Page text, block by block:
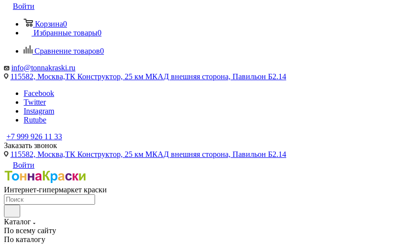
Войти
Корзина0
Избранные товары0
Сравнение товаров0
info@tonnakraski.ru
115582, Москва,ТК Конструктор, 25 км МКАД внешняя сторона, Павильон Б2.14
Facebook
Twitter
Instagram
Rutube
+7 999 926 11 33
Заказать звонок
115582, Москва,ТК Конструктор, 25 км МКАД внешняя сторона, Павильон Б2.14
Войти
Интернет-гипермаркет краски
Каталог
По всему сайту
По каталогу